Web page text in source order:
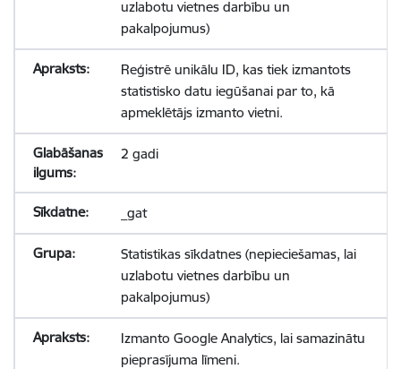
uzlabotu vietnes darbību un
pakalpojumus)
Reģistrē unikālu ID, kas tiek izmantots
statistisko datu iegūšanai par to, kā
apmeklētājs izmanto vietni.
2 gadi
_gat
Statistikas sīkdatnes (nepieciešamas, lai
uzlabotu vietnes darbību un
pakalpojumus)
Izmanto Google Analytics, lai samazinātu
pieprasījuma līmeni.